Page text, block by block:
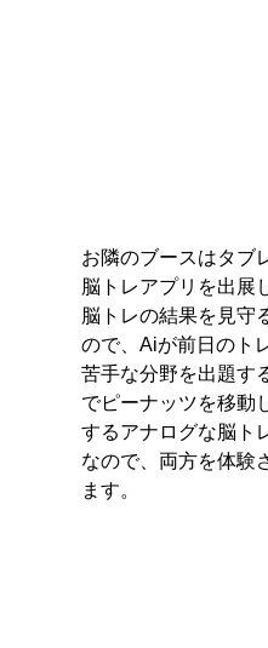
お隣のブースはタブ
脳トレアプリを出展
脳トレの結果を見守
ので、Aiが前日のト
苦手な分野を出題す
でピーナッツを移動
するアナログな脳ト
なので、両方を体験
ます。